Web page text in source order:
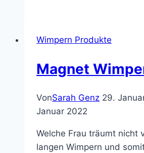
Wimpern Produkte
Magnet
VonSarah Genz 29.
Januar 2022
Welche Frau träumt nicht
langen Wimpern und